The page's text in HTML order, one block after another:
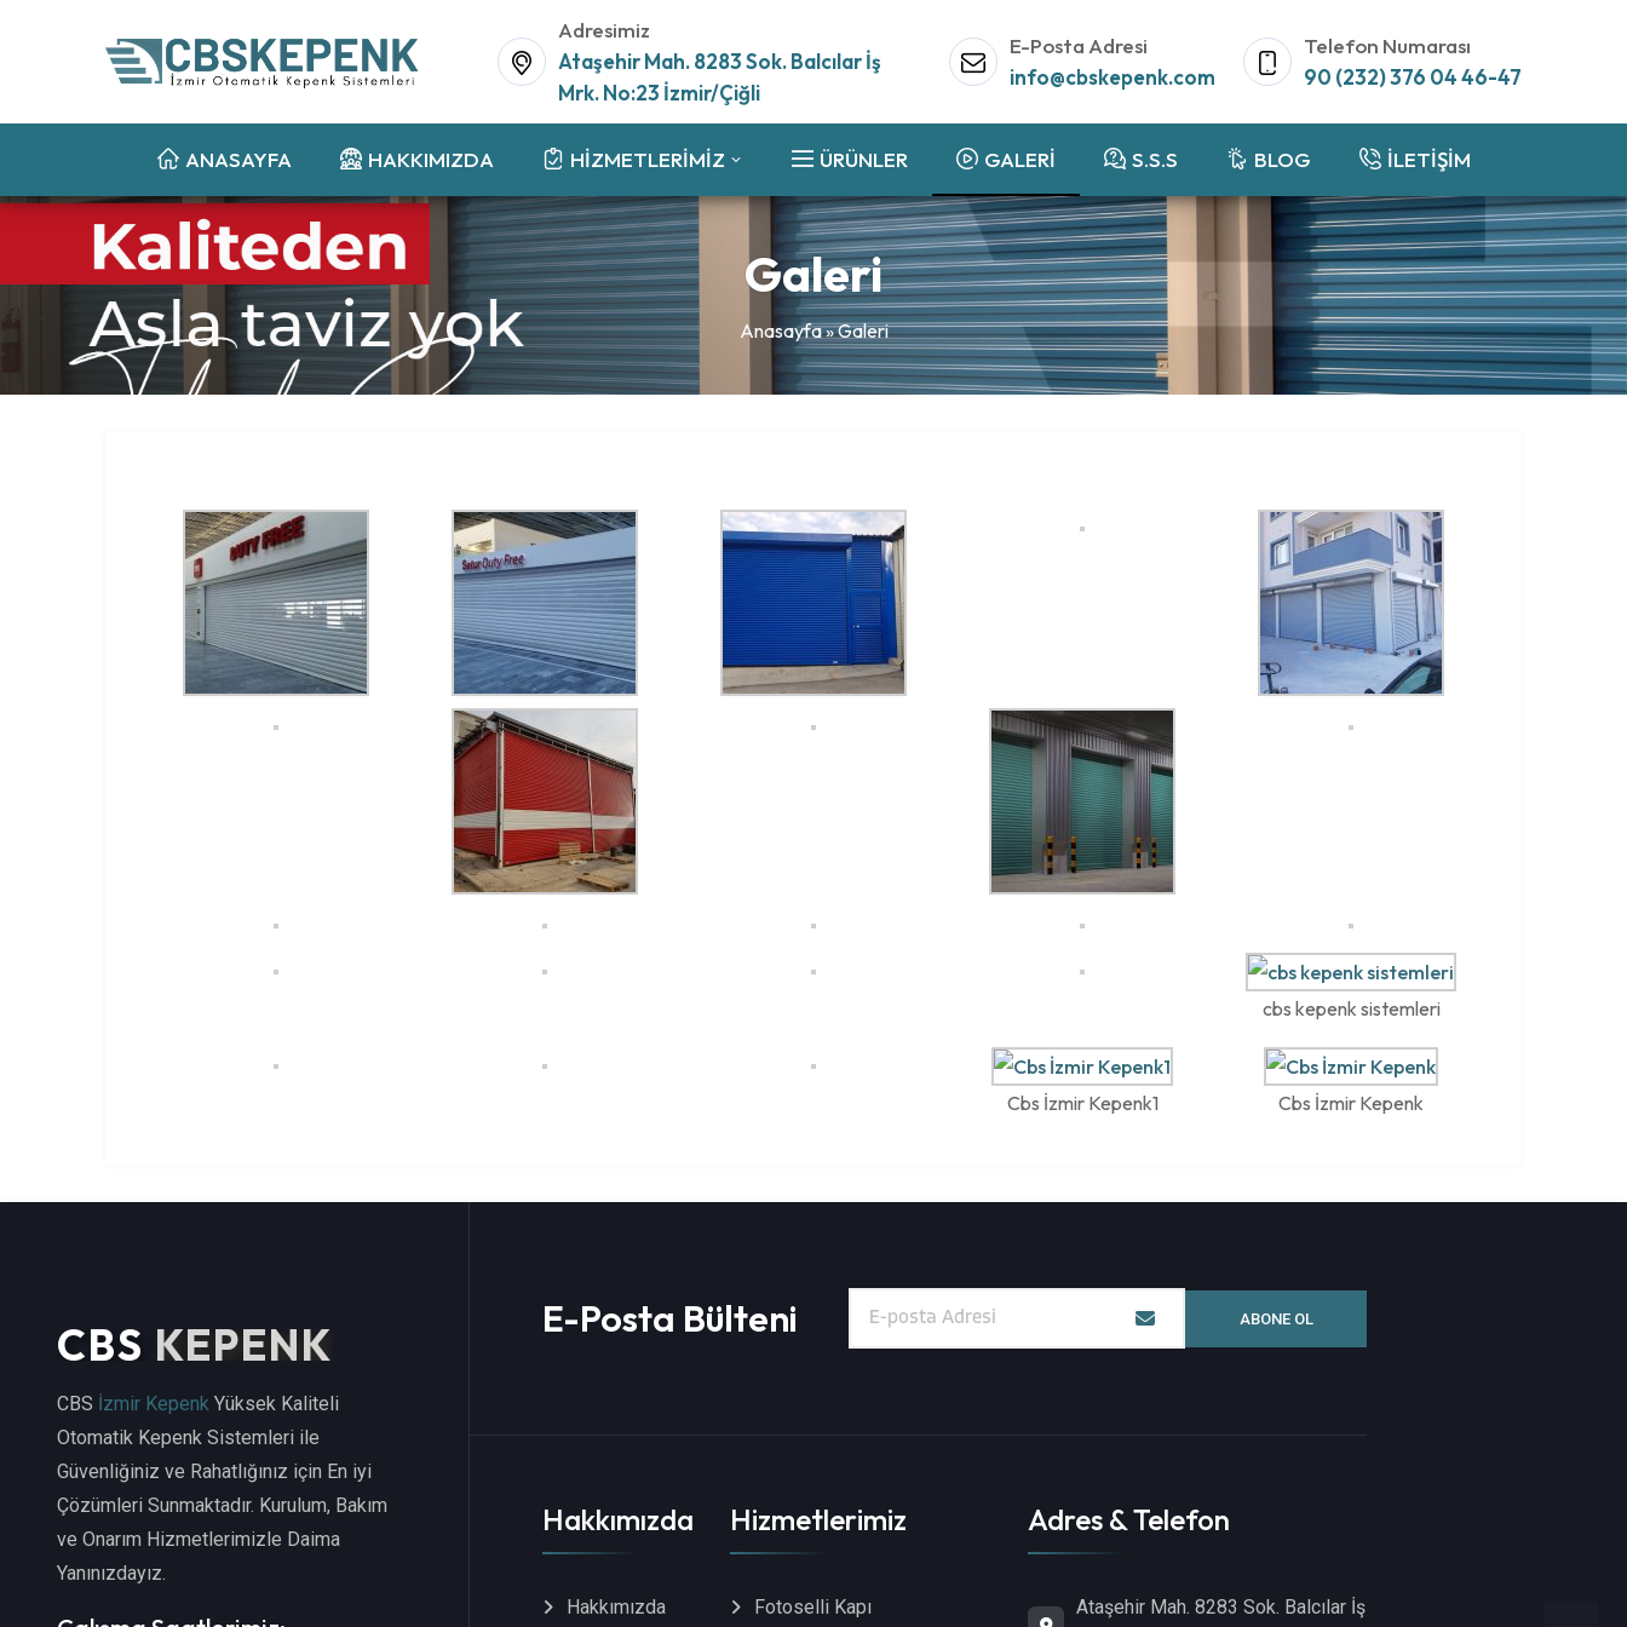
Adresimiz
Ataşehir Mah. 8283 Sok. Balcılar İş
Mrk. No:23 İzmir/Çiğli
E-Posta Adresi
info@cbskepenk.com
Telefon Numarası
90 (232) 376 04 46-47
ANASAYFA HAKKIMIZDA HİZMETLERİMİZ ÜRÜNLER GALERİ S.S.S BLOG İLETİŞİM
Galeri
Anasayfa»Galeri
cbs kepenk sistemleri
Cbs İzmir Kepenk1 Cbs İzmir Kepenk
CBS KEPENK
CBS İzmir Kepenk Yüksek Kaliteli
Otomatik Kepenk Sistemleri ile
Güvenliğiniz ve Rahatlığınız için En iyi
Çözümleri Sunmaktadır. Kurulum, Bakım
ve Onarım Hizmetlerimizle Daima
Yanınızdayız.
E-Posta Bülteni ABONE OL
Hakkımızda
Hakkımızda
Hizmetlerimiz
Fotoselli Kapı
Adres & Telefon
Ataşehir Mah. 8283 Sok. Balcılar İş